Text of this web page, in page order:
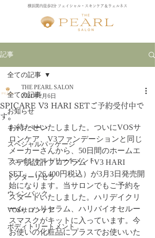
横浜関内徒歩2分 フェイシャル・スキンケア＆ウェルネス
記事
全ての記事
お知らせ
キャンペーン
スペシャルパッケージ
フェイシャルトリートメント
ドクターリセラ
ウィンバック
VOSサロンケア
ボディトリートメント
全ての記事
SPICARE V3 HARI SETご予約受付中で
す。
THE PEARL SALON
2021年2月6日
お待たせいたしました。ついにVOSサ
ロンケア、V3ファンデーションと同じ
メーカーさんから、50日間のホームエ
ステ肌設計プログラム「V3 HARI
SET」（26,400円税込）が3月3日発売開
始になります。当サロンでもご予約を
スタートいたしました。ハリデイクリ
ーム、ハリセラム、ハリバイオセルー
スマスクがキットに入っています。今
お使いの化粧品にプラスでお使いいた